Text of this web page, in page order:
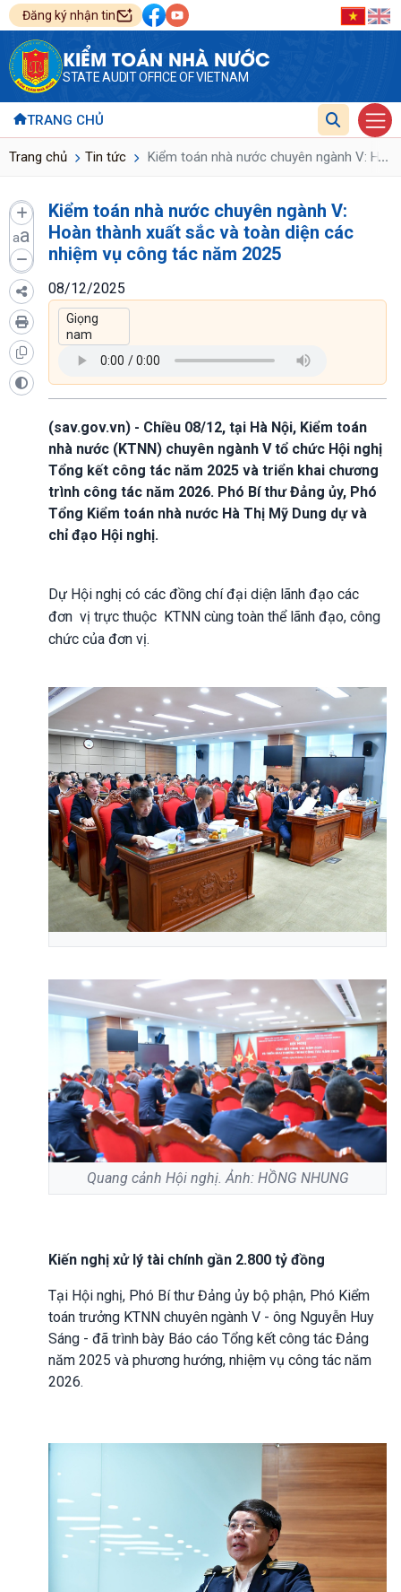
Đăng ký nhận tin
KIỂM TOÁN NHÀ NƯỚC
STATE AUDIT OFFICE OF VIETNAM
TRANG CHỦ
Trang chủ Tin tức Kiểm toán nhà nước chuyên ngành V: ...
aa
Kiểm toán nhà nước chuyên ngành V:
Hoàn thành xuất sắc và toàn diện các
nhiệm vụ công tác năm 2025
08/12/2025
(sav.gov.vn) - Chiều 08/12, tại Hà Nội, Kiểm toán
nhà nước (KTNN) chuyên ngành V tổ chức Hội nghị
Tổng kết công tác năm 2025 và triển khai chương
trình công tác năm 2026. Phó Bí thư Đảng ủy, Phó
Tổng Kiểm toán nhà nước Hà Thị Mỹ Dung dự và
chỉ đạo Hội nghị.
Dự Hội nghị có các đồng chí đại diện lãnh đạo các
đơn vị trực thuộc KTNN cùng toàn thể lãnh đạo, công
chức của đơn vị.
Quang cảnh Hội nghị. Ảnh: HỒNG NHUNG
Kiến nghị xử lý tài chính gần 2.800 tỷ đồng
Tại Hội nghị, Phó Bí thư Đảng ủy bộ phận, Phó Kiểm
toán trưởng KTNN chuyên ngành V - ông Nguyễn Huy
Sáng - đã trình bày Báo cáo Tổng kết công tác Đảng
năm 2025 và phương hướng, nhiệm vụ công tác năm
2026.